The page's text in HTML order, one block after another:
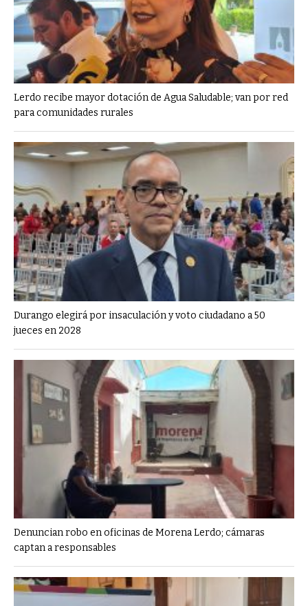
Lerdo recibe mayor dotación de Agua Saludable; van por red
para comunidades rurales
Durango elegirá por insaculación y voto ciudadano a 50
jueces en 2028
Denuncian robo en oficinas de Morena Lerdo; cámaras
captan a responsables